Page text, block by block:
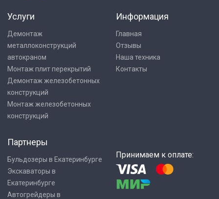
Услуги
Демонтаж
металлоконструкций
автокраном
Монтаж плит перекрытий
Демонтаж железобетонных
конструкций
Монтаж железобетонных
конструкций
Информация
Главная
Отзывы
Наша техника
Контакты
Партнеры
Бульдозеры в Екатеринбурге
Экскаваторы в
Екатеринбурге
Автогрейдеры в
Принимаем к оплате: